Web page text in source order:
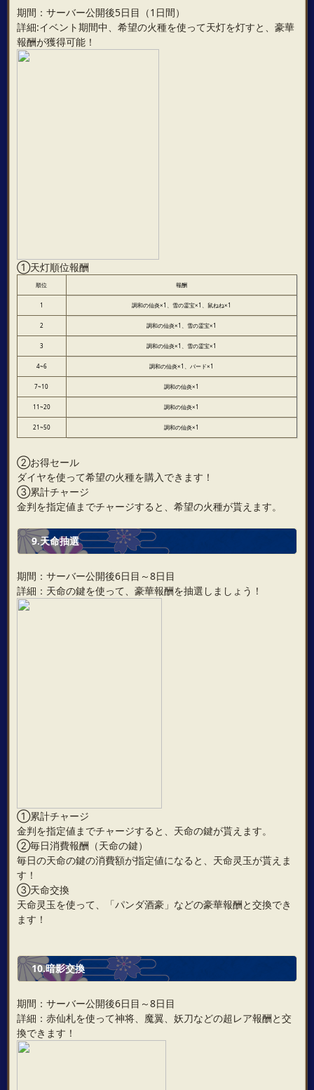
期間：サーバー公開後5日目（1日間）
詳細:イベント期間中、希望の火種を使って天灯を灯すと、豪華
報酬が獲得可能！
①天灯順位報酬
順位 報酬
1 調和の仙炎×1、雪の霊宝×1、鼠ねね×1
2 調和の仙炎×1、雪の霊宝×1
3 調和の仙炎×1、雪の霊宝×1
4~6 調和の仙炎×1、バード×1
7~10 調和の仙炎×1
11~20 調和の仙炎×1
21~50 調和の仙炎×1
②お得セール
ダイヤを使って希望の火種を購入できます！
③累計チャージ
金判を指定値までチャージすると、希望の火種が貰えます。
9.天命抽選
期間：サーバー公開後6日目～8日目
詳細：天命の鍵を使って、豪華報酬を抽選しましょう！
①累計チャージ
金判を指定値までチャージすると、天命の鍵が貰えます。
②毎日消費報酬（天命の鍵）
毎日の天命の鍵の消費額が指定値になると、天命灵玉が貰えま
す！
③天命交換
天命灵玉を使って、「パンダ酒豪」などの豪華報酬と交換でき
ます！
10.暗影交換
期間：サーバー公開後6日目～8日目
詳細：赤仙札を使って神将、魔翼、妖刀などの超レア報酬と交
換できます！